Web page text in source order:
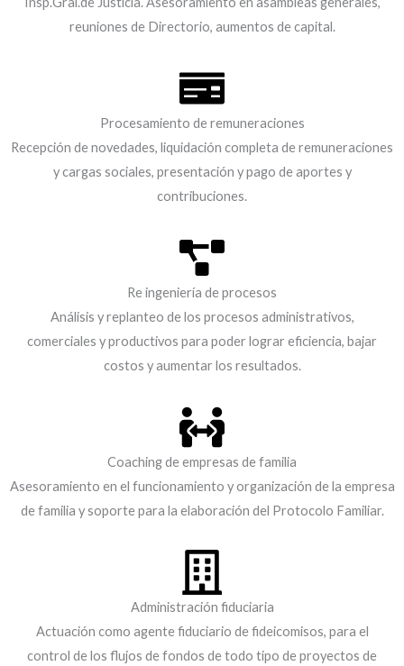
reuniones de Directorio, aumentos de capital.
Procesamiento de remuneraciones​
Recepción de novedades, liquidación completa de remuneraciones
y cargas sociales, presentación y pago de aportes y
contribuciones.
Re ingeniería de procesos
Análisis y replanteo de los procesos administrativos,
comerciales y productivos para poder lograr eficiencia, bajar
costos y aumentar los resultados.
Coaching de empresas de familia
Asesoramiento en el funcionamiento y organización de la empresa
de familia y soporte para la elaboración del Protocolo Familiar.
Administración fiduciaria
Actuación como agente fiduciario de fideicomisos, para el
control de los flujos de fondos de todo tipo de proyectos de